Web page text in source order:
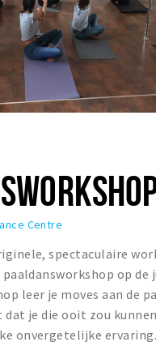
FAQ!
hulp
Centre
spectaculaire
op de
leer je moves aan de
dat je die ooit zou
onvergetelijke